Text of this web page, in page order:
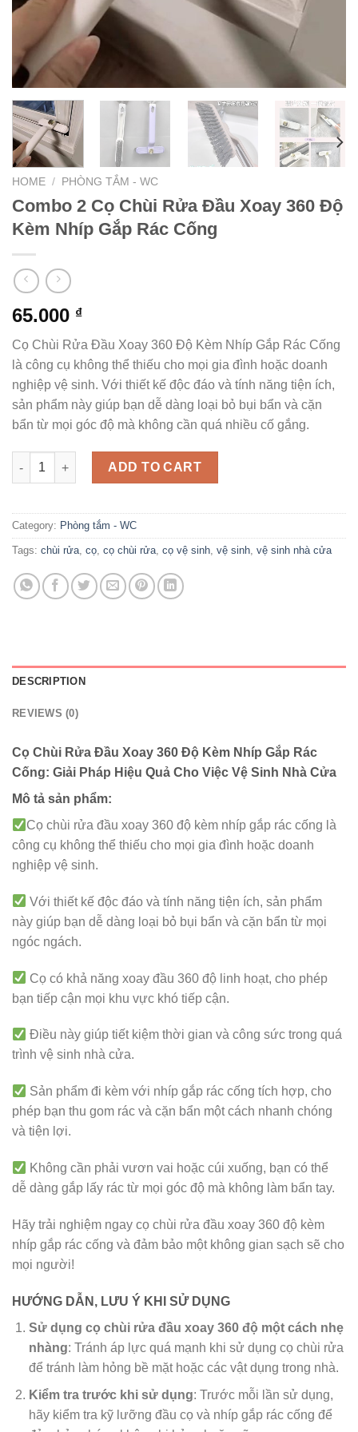
HOME / PHÒNG TẮM - WC
Combo 2 Cọ Chùi Rửa Đầu Xoay 360 Độ
Kèm Nhíp Gắp Rác Cống
65.000 ₫
Cọ Chùi Rửa Đầu Xoay 360 Độ Kèm Nhíp Gắp Rác Cống
là công cụ không thể thiếu cho mọi gia đình hoặc doanh
nghiệp vệ sinh. Với thiết kế độc đáo và tính năng tiện ích,
sản phẩm này giúp bạn dễ dàng loại bỏ bụi bẩn và cặn
bẩn từ mọi góc độ mà không cần quá nhiều cố gắng.
Combo 2 Cọ Chùi Rửa Đầu Xoay 360 Độ Kèm Nhíp Gắp Rác
ADD TO CART
Category: Phòng tắm - WC
Tags: chùi rửa, cọ, cọ chùi rửa, cọ vệ sinh, vệ sinh, vệ sinh nhà cửa
DESCRIPTION
REVIEWS (0)
Cọ Chùi Rửa Đầu Xoay 360 Độ Kèm Nhíp Gắp Rác
Cống: Giải Pháp Hiệu Quả Cho Việc Vệ Sinh Nhà Cửa
Mô tả sản phẩm:
Cọ chùi rửa đầu xoay 360 độ kèm nhíp gắp rác cống là
công cụ không thể thiếu cho mọi gia đình hoặc doanh
nghiệp vệ sinh.
Với thiết kế độc đáo và tính năng tiện ích, sản phẩm
này giúp bạn dễ dàng loại bỏ bụi bẩn và cặn bẩn từ mọi
ngóc ngách.
Cọ có khả năng xoay đầu 360 độ linh hoạt, cho phép
bạn tiếp cận mọi khu vực khó tiếp cận.
Điều này giúp tiết kiệm thời gian và công sức trong quá
trình vệ sinh nhà cửa.
Sản phẩm đi kèm với nhíp gắp rác cống tích hợp, cho
phép bạn thu gom rác và cặn bẩn một cách nhanh chóng
và tiện lợi.
Không cần phải vươn vai hoặc cúi xuống, bạn có thể
dễ dàng gắp lấy rác từ mọi góc độ mà không làm bẩn tay.
Hãy trải nghiệm ngay cọ chùi rửa đầu xoay 360 độ kèm
nhíp gắp rác cống và đảm bảo một không gian sạch sẽ cho
mọi người!
HƯỚNG DẪN, LƯU Ý KHI SỬ DỤNG
Sử dụng cọ chùi rửa đầu xoay 360 độ một cách nhẹ
nhàng: Tránh áp lực quá mạnh khi sử dụng cọ chùi rửa
để tránh làm hỏng bề mặt hoặc các vật dụng trong nhà.
Kiểm tra trước khi sử dụng: Trước mỗi lần sử dụng,
hãy kiểm tra kỹ lưỡng đầu cọ và nhíp gắp rác cống để